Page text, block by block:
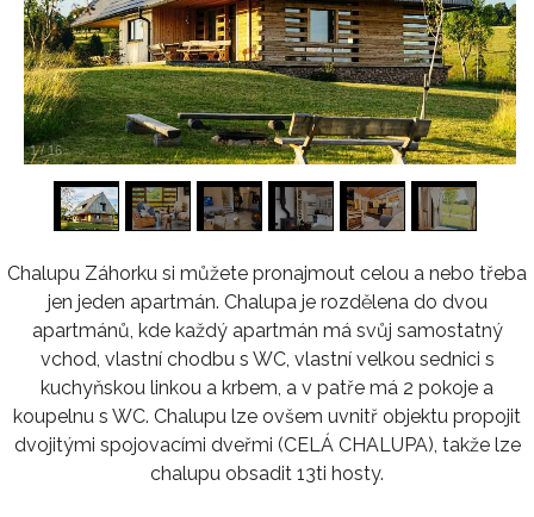
1/16
Chalupu Záhorku si můžete pronajmout celou a nebo třeba
jen jeden apartmán. Chalupa je rozdělena do dvou
apartmánů, kde každý apartmán má svůj samostatný
vchod, vlastní chodbu s WC, vlastní velkou sednici s
kuchyňskou linkou a krbem, a v patře má 2 pokoje a
koupelnu s WC. Chalupu lze ovšem uvnitř objektu propojit
dvojitými spojovacími dveřmi (CELÁ CHALUPA), takže lze
chalupu obsadit 13ti hosty.